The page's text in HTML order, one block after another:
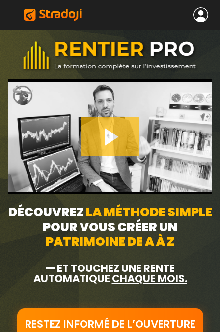
Play
Video
DÉCOUVREZLA MÉTHODE SIMPLE
POUR VOUS CRÉER UN
PATRIMOINE DE A À Z
— ET TOUCHEZ UNE RENTE
AUTOMATIQUE CHAQUE MOIS.
RESTEZ INFORMÉ DE L’OUVERTURE